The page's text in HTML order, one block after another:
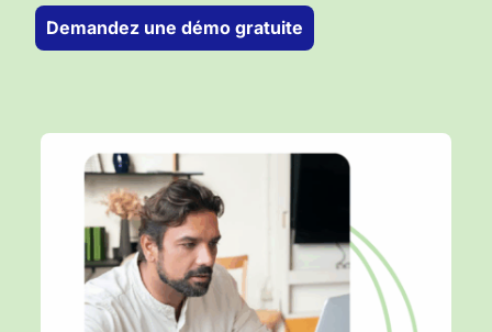
Demandez une démo gratuite